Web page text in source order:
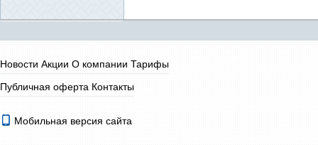
Новости Акции О компании Тарифы
Публичная оферта Контакты
Мобильная версия сайта